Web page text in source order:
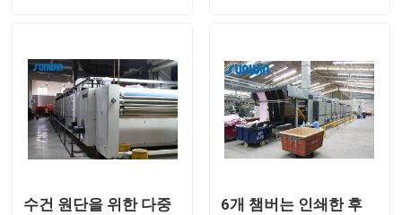
직물 너비 내기 기계
허풍 너비 내기 기계
구성 너비 내기 기계
수건 원단을 위한 다중
6개 챔버는 인쇄한 후